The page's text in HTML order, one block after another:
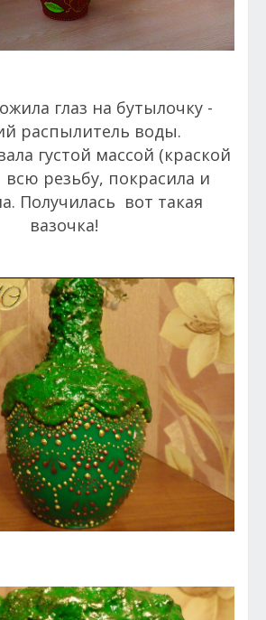
глаз на бутылочку -
распылитель воды.
густой массой (краской
резьбу, покрасила и
Получилась вот такая
вазочка!